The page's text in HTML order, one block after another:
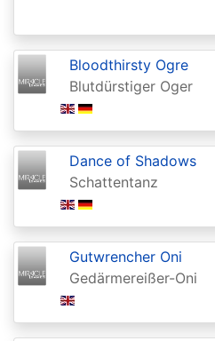
Avacyn
Restored
Baldurs
Commander
Baldurs
Battle
Zendikar
Bloodthirsty Ogre
Blutdürstiger Oger
Dance of Shadows
Schattentanz
Gutwrencher Oni
Gedärmereißer-Oni